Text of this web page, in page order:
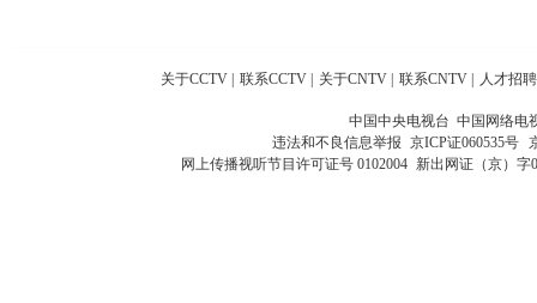
关于CCTV 联系CCTV 关于CNTV 联系CNTV 人才招聘
中国中央电视台 中国网络电
违法和不良信息举报 京ICP证060535号
网上传播视听节目许可证号 0102004 新出网证（京）